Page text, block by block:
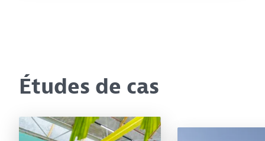
Études de cas